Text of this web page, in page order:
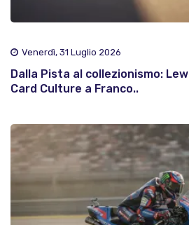
Venerdì, 31 Luglio 2026
Dalla Pista al collezionismo:
Card Culture a Franco..